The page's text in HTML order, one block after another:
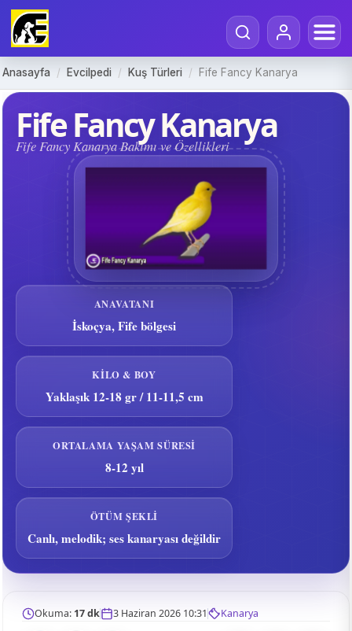
Anasayfa / Evcilpedi / Kuş Türleri / Fife Fancy Kanarya
Fife Fancy Kanarya
Fife Fancy Kanarya Bakımı ve Özellikleri
ANAVATANI
İskoçya, Fife bölgesi
KILO & BOY
Yaklaşık 12-18 gr / 11-11,5 cm
ORTALAMA YAŞAM SÜRESI
8-12 yıl
ÖTÜM ŞEKLI
Canlı, melodik; ses kanaryası değildir
Okuma: 17 dk 3 Haziran 2026 10:31 Kanarya